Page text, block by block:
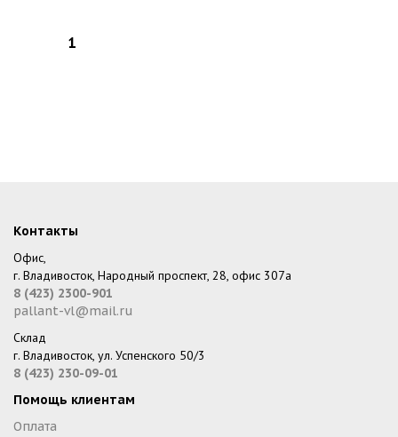
Контакты
Офис,
г. Владивосток, Народный проспект, 28, офис 307а
8 (423) 2300-901
pallant-vl@mail.ru
Склад
г. Владивосток, ул. Успенского 50/3
8 (423) 230-09-01
Помощь клиентам
Оплата